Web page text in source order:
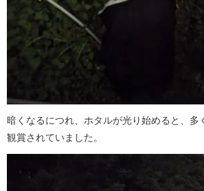
暗くなるにつれ、ホタルが光り始めると、多
観賞されていました。